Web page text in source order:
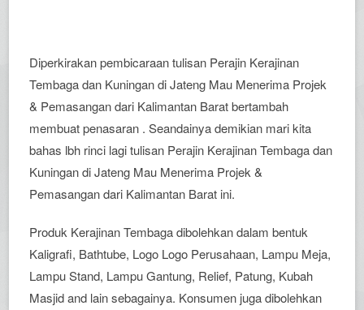
Diperkirakan pembicaraan tulisan Perajin Kerajinan
Tembaga dan Kuningan di Jateng Mau Menerima Projek
& Pemasangan dari Kalimantan Barat bertambah
membuat penasaran . Seandainya demikian mari kita
bahas lbh rinci lagi tulisan Perajin Kerajinan Tembaga dan
Kuningan di Jateng Mau Menerima Projek &
Pemasangan dari Kalimantan Barat ini.
Produk Kerajinan Tembaga dibolehkan dalam bentuk
Kaligrafi, Bathtube, Logo Logo Perusahaan, Lampu Meja,
Lampu Stand, Lampu Gantung, Relief, Patung, Kubah
Masjid and lain sebagainya. Konsumen juga dibolehkan